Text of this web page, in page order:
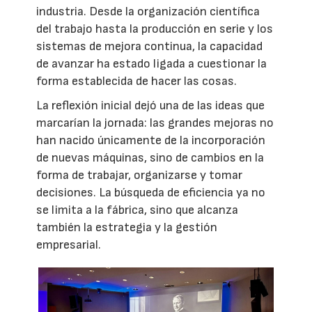
industria. Desde la organización científica
del trabajo hasta la producción en serie y los
sistemas de mejora continua, la capacidad
de avanzar ha estado ligada a cuestionar la
forma establecida de hacer las cosas.
La reflexión inicial dejó una de las ideas que
marcarían la jornada: las grandes mejoras no
han nacido únicamente de la incorporación
de nuevas máquinas, sino de cambios en la
forma de trabajar, organizarse y tomar
decisiones. La búsqueda de eficiencia ya no
se limita a la fábrica, sino que alcanza
también la estrategia y la gestión
empresarial.